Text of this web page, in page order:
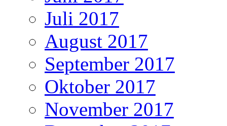
Juli 2017
August 2017
September 2017
Oktober 2017
November 2017